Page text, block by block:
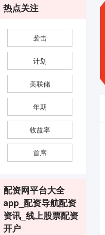
热点关注
袭击
计划
美联储
年期
收益率
首席
配资网平台大全
app_配资导航配资
资讯_线上股票配资
开户